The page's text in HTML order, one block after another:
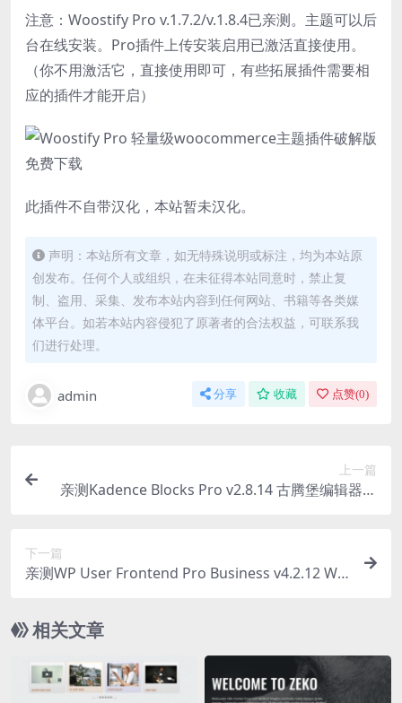
注意：Woostify Pro v.1.7.2/v.1.8.4已亲测。主题可以后
台在线安装。Pro插件上传安装启用已激活直接使用。
（你不用激活它，直接使用即可，有些拓展插件需要相
应的插件才能开启）
此插件不自带汉化，本站暂未汉化。
声明：本站所有文章，如无特殊说明或标注，均为本站原
创发布。任何个人或组织，在未征得本站同意时，禁止复
制、盗用、采集、发布本站内容到任何网站、书籍等各类媒
体平台。如若本站内容侵犯了原著者的合法权益，可联系我
们进行处理。
admin 分享 收藏 点赞(0)
上一篇
亲测Kadence Blocks Pro v2.8.14 古腾堡编辑器区
下一篇
亲测WP User Frontend Pro Business v4.2.12 We
相关文章